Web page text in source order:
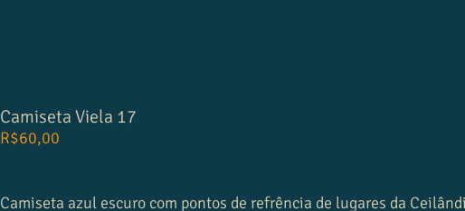
Camiseta Viela 17
R$60,00
Camiseta azul escuro com pontos de refrência de lugares da